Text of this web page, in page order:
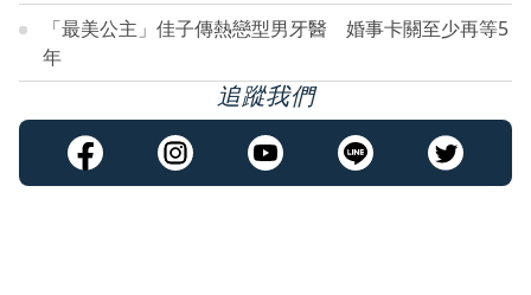
「最美公主」佳子傳熱戀型男牙醫 婚事卡關至少再等5
年
追蹤我們